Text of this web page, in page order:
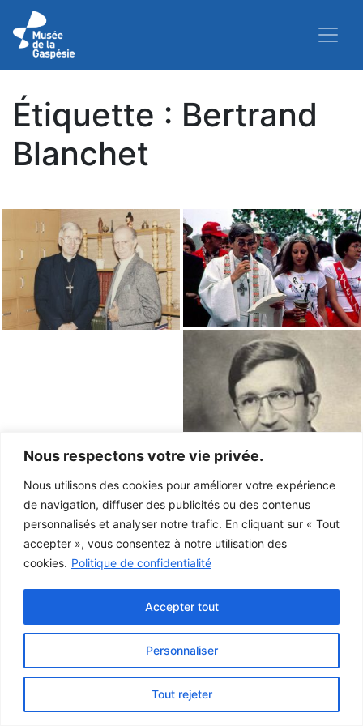
Nous respectons votre vie privée.
Nous utilisons des cookies pour améliorer votre expérience
de navigation, diffuser des publicités ou des contenus
personnalisés et analyser notre trafic. En cliquant sur « Tout
accepter », vous consentez à notre utilisation des
cookies. Politique de confidentialité
Personnaliser
Tout rejeter
Accepter tout
Étiquette : Bertrand
Blanchet
Ce projet a été rendu possible grâce au
gouvernement du Canada.
Connexion
Conception:Le Web simple